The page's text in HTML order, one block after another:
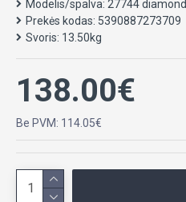
REKVIZITAI APMOKĖJIMUI
GAVĖJAS:
UAB Vaikutis, Molainių g.
Įm.k:148530461 PVM
Bankas: AB Artea bankas
Modelis/spalva: 27744
Prekės kodas: 5390887273709
Svoris: 13.50kg
138.00€
Be PVM: 114.05€